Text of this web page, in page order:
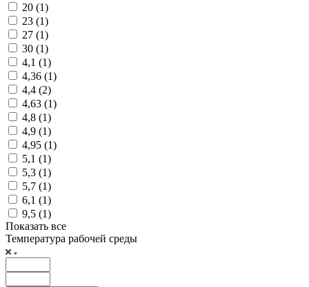
20 (1)
23 (1)
27 (1)
30 (1)
4,1 (1)
4,36 (1)
4,4 (2)
4,63 (1)
4,8 (1)
4,9 (1)
4,95 (1)
5,1 (1)
5,3 (1)
5,7 (1)
6,1 (1)
9,5 (1)
Показать все
Температура рабочей среды